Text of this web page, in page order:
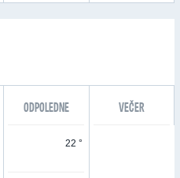
ODPOLEDNE VEČER
22 °